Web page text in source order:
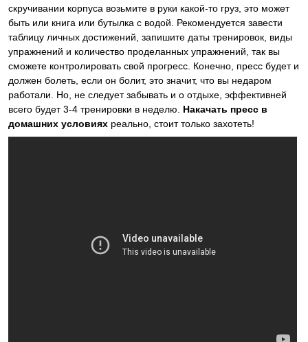
скручивании корпуса возьмите в руки какой-то груз, это может
быть или книга или бутылка с водой. Рекомендуется завести
таблицу личных достижений, запишите даты тренировок, виды
упражнений и количество проделанных упражнений, так вы
сможете контролировать свой прогресс. Конечно, пресс будет и
должен болеть, если он болит, это значит, что вы недаром
работали. Но, не следует забывать и о отдыхе, эффективней
всего будет 3-4 тренировки в неделю. Накачать пресс в
домашних условиях реально, стоит только захотеть!